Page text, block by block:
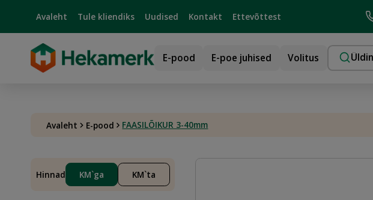
Avaleht Tule kliendiks Uudised Kontakt Ettevõttest
E-pood E-poe juhised Volitus
Avaleht E-pood FAASILÕIKUR 3-40mm
Hinnad KM`ga KM`ta